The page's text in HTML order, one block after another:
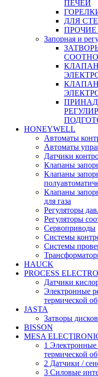
ПЕЧЕЙ
ДЛЯ
ПРОЧИЕ
Запорная и
HONEYWELL
Автоматы
Автоматы
Датчики
Клапаны
Клапаны
Клапаны
для газа
Регуляторы
Регуляторы
Сервоприводы
Системы
Системы
HAUCK
PROCESS
Датчики
Электронные
термической
JASTA
Затворы
BISSON
MESA
1 Электронные
термической
2 Датчики /
3 Силовые